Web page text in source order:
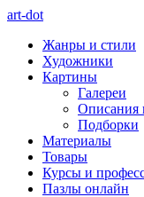
art-dot
Жанры и стили
Художники
Картины
Галереи
Описания
Подборки
Материалы
Товары
Курсы и
Пазлы онлайн